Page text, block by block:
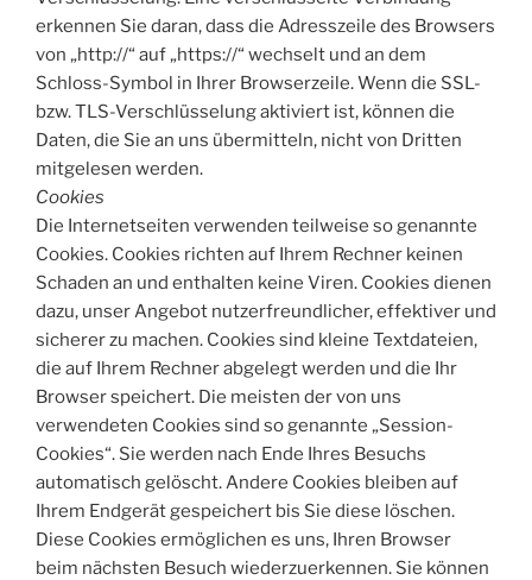
erkennen Sie daran, dass die Adresszeile des Browsers
von „http://“ auf „https://“ wechselt und an dem
Schloss-Symbol in Ihrer Browserzeile. Wenn die SSL-
bzw. TLS-Verschlüsselung aktiviert ist, können die
Daten, die Sie an uns übermitteln, nicht von Dritten
mitgelesen werden.
Cookies
Die Internetseiten verwenden teilweise so genannte
Cookies. Cookies richten auf Ihrem Rechner keinen
Schaden an und enthalten keine Viren. Cookies dienen
dazu, unser Angebot nutzerfreundlicher, effektiver und
sicherer zu machen. Cookies sind kleine Textdateien,
die auf Ihrem Rechner abgelegt werden und die Ihr
Browser speichert. Die meisten der von uns
verwendeten Cookies sind so genannte „Session-
Cookies“. Sie werden nach Ende Ihres Besuchs
automatisch gelöscht. Andere Cookies bleiben auf
Ihrem Endgerät gespeichert bis Sie diese löschen.
Diese Cookies ermöglichen es uns, Ihren Browser
beim nächsten Besuch wiederzuerkennen. Sie können